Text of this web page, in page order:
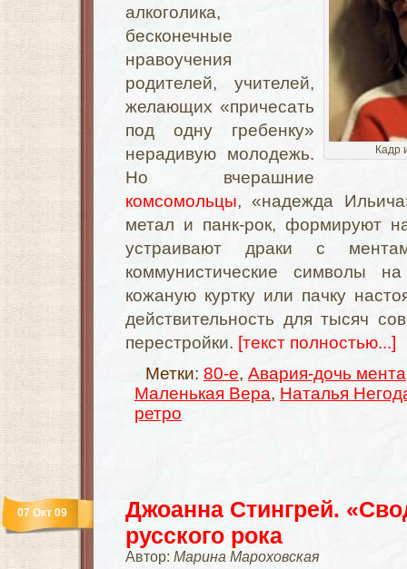
Кадр
алкоголика,
бесконечные
нравоучения
родителей, учителей,
желающих «причесать
под одну гребенку»
нерадивую молодежь.
Но вчерашние
комсомольцы, «надежда
метал и панк-рок, формируют
устраивают драки с
коммунистические символы
кожаную куртку или пачку
действительность для тысяч
перестройки. [текст полностью...]
Метки: 80-е, Авария-дочь мента
Маленькая Вера, Наталья
ретро
Джоанна Стингрей.
русского рока
Автор: Марина Мароховская
07 Окт 09